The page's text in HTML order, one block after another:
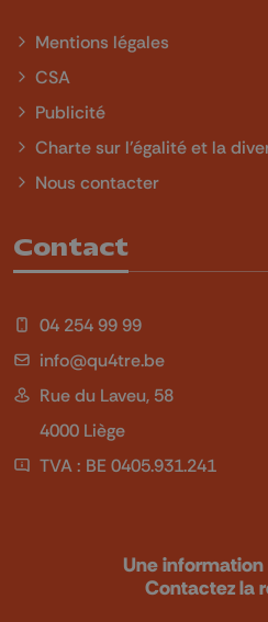
Mentions légales
CSA
Publicité
Charte sur l'égalité et la
Nous contacter
Contact
04 254 99 99
info@qu4tre.be
Rue du Laveu, 58
4000 Liège
TVA : BE 0405.931.241
Une
Contactez la